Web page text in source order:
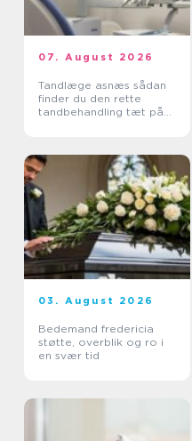
07. August 2026
Tandlæge asnæs sådan
finder du den rette
tandbehandling tæt på
03. August 2026
Bedemand fredericia
støtte, overblik og ro i
en svær tid